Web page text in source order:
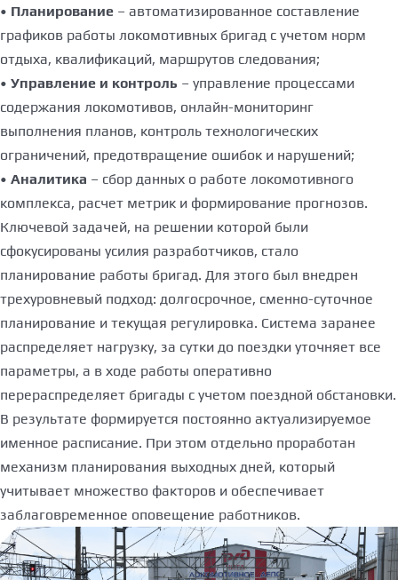
• Планирование – автоматизированное составление
графиков работы локомотивных бригад с учетом норм
отдыха, квалификаций, маршрутов следования;
• Управление и контроль – управление процессами
содержания локомотивов, онлайн-мониторинг
выполнения планов, контроль технологических
ограничений, предотвращение ошибок и нарушений;
• Аналитика – сбор данных о работе локомотивного
комплекса, расчет метрик и формирование прогнозов.
Ключевой задачей, на решении которой были
сфокусированы усилия разработчиков, стало
планирование работы бригад. Для этого был внедрен
трехуровневый подход: долгосрочное, сменно-суточное
планирование и текущая регулировка. Система заранее
распределяет нагрузку, за сутки до поездки уточняет все
параметры, а в ходе работы оперативно
перераспределяет бригады с учетом поездной обстановки.
В результате формируется постоянно актуализируемое
именное расписание. При этом отдельно проработан
механизм планирования выходных дней, который
учитывает множество факторов и обеспечивает
заблаговременное оповещение работников.